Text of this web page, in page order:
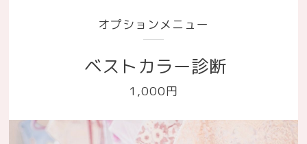
オプションメニュー
ベストカラー診断
1,000円